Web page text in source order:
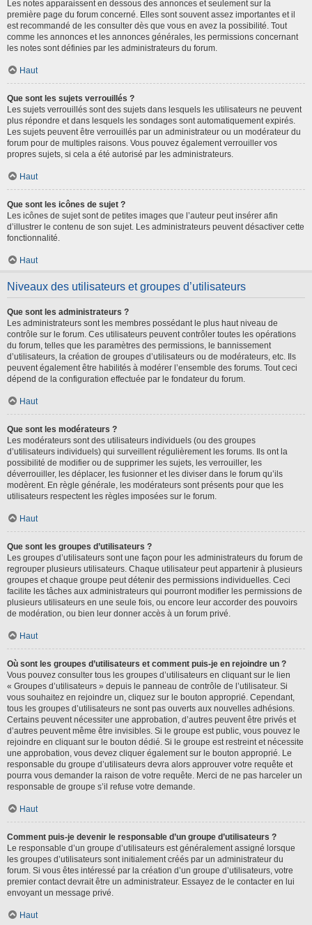
Les notes apparaissent en dessous des annonces et seulement sur la
première page du forum concerné. Elles sont souvent assez importantes et il
est recommandé de les consulter dès que vous en avez la possibilité. Tout
comme les annonces et les annonces générales, les permissions concernant
les notes sont définies par les administrateurs du forum.
Haut
Que sont les sujets verrouillés ?
Les sujets verrouillés sont des sujets dans lesquels les utilisateurs ne peuvent
plus répondre et dans lesquels les sondages sont automatiquement expirés.
Les sujets peuvent être verrouillés par un administrateur ou un modérateur du
forum pour de multiples raisons. Vous pouvez également verrouiller vos
propres sujets, si cela a été autorisé par les administrateurs.
Haut
Que sont les icônes de sujet ?
Les icônes de sujet sont de petites images que l’auteur peut insérer afin
d’illustrer le contenu de son sujet. Les administrateurs peuvent désactiver cette
fonctionnalité.
Haut
Niveaux des utilisateurs et groupes d’utilisateurs
Que sont les administrateurs ?
Les administrateurs sont les membres possédant le plus haut niveau de
contrôle sur le forum. Ces utilisateurs peuvent contrôler toutes les opérations
du forum, telles que les paramètres des permissions, le bannissement
d’utilisateurs, la création de groupes d’utilisateurs ou de modérateurs, etc. Ils
peuvent également être habilités à modérer l’ensemble des forums. Tout ceci
dépend de la configuration effectuée par le fondateur du forum.
Haut
Que sont les modérateurs ?
Les modérateurs sont des utilisateurs individuels (ou des groupes
d’utilisateurs individuels) qui surveillent régulièrement les forums. Ils ont la
possibilité de modifier ou de supprimer les sujets, les verrouiller, les
déverrouiller, les déplacer, les fusionner et les diviser dans le forum qu’ils
modèrent. En règle générale, les modérateurs sont présents pour que les
utilisateurs respectent les règles imposées sur le forum.
Haut
Que sont les groupes d’utilisateurs ?
Les groupes d’utilisateurs sont une façon pour les administrateurs du forum de
regrouper plusieurs utilisateurs. Chaque utilisateur peut appartenir à plusieurs
groupes et chaque groupe peut détenir des permissions individuelles. Ceci
facilite les tâches aux administrateurs qui pourront modifier les permissions de
plusieurs utilisateurs en une seule fois, ou encore leur accorder des pouvoirs
de modération, ou bien leur donner accès à un forum privé.
Haut
Où sont les groupes d’utilisateurs et comment puis-je en rejoindre un ?
Vous pouvez consulter tous les groupes d’utilisateurs en cliquant sur le lien
« Groupes d’utilisateurs » depuis le panneau de contrôle de l’utilisateur. Si
vous souhaitez en rejoindre un, cliquez sur le bouton approprié. Cependant,
tous les groupes d’utilisateurs ne sont pas ouverts aux nouvelles adhésions.
Certains peuvent nécessiter une approbation, d’autres peuvent être privés et
d’autres peuvent même être invisibles. Si le groupe est public, vous pouvez le
rejoindre en cliquant sur le bouton dédié. Si le groupe est restreint et nécessite
une approbation, vous devez cliquer également sur le bouton approprié. Le
responsable du groupe d’utilisateurs devra alors approuver votre requête et
pourra vous demander la raison de votre requête. Merci de ne pas harceler un
responsable de groupe s’il refuse votre demande.
Haut
Comment puis-je devenir le responsable d’un groupe d’utilisateurs ?
Le responsable d’un groupe d’utilisateurs est généralement assigné lorsque
les groupes d’utilisateurs sont initialement créés par un administrateur du
forum. Si vous êtes intéressé par la création d’un groupe d’utilisateurs, votre
premier contact devrait être un administrateur. Essayez de le contacter en lui
envoyant un message privé.
Haut